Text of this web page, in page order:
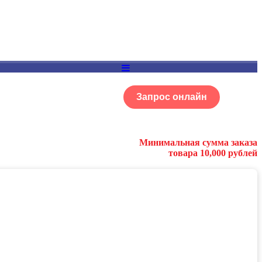
Запрос онлайн
Минимальная сумма заказа
товара 10,000 рублей